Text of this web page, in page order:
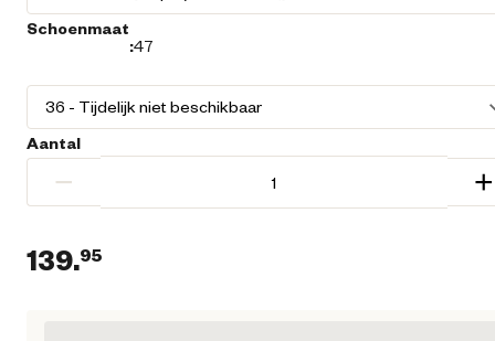
Schoenmaat
:47
Aantal
− +
139.95